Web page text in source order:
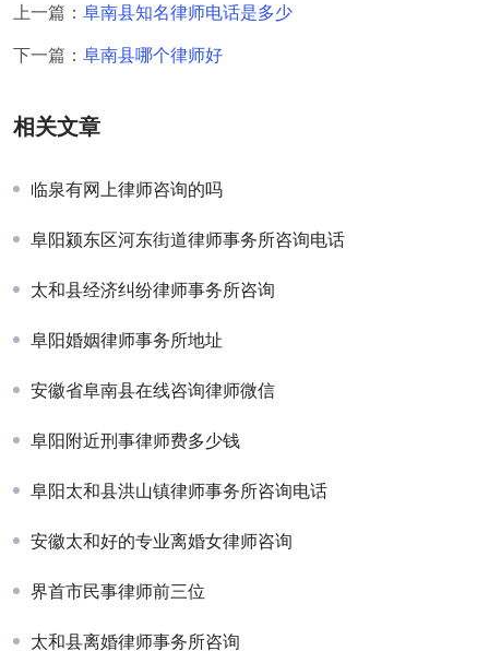
上一篇： 阜南县知名律师电话是多少
下一篇： 阜南县哪个律师好
相关文章
临泉有网上律师咨询的吗
阜阳颍东区河东街道律师事务所咨询电话
太和县经济纠纷律师事务所咨询
阜阳婚姻律师事务所地址
安徽省阜南县在线咨询律师微信
阜阳附近刑事律师费多少钱
阜阳太和县洪山镇律师事务所咨询电话
安徽太和好的专业离婚女律师咨询
界首市民事律师前三位
太和县离婚律师事务所咨询